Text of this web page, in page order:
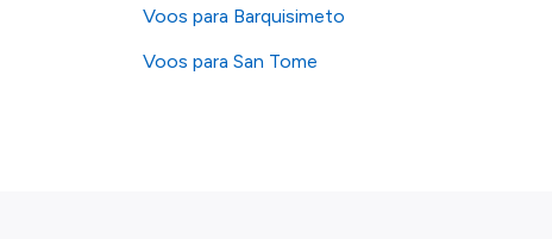
Voos para Barquisimeto
Voos para San Tome